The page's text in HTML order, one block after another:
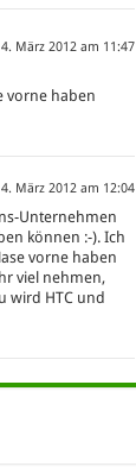
März 2012 am 11:47
vorne haben
März 2012 am 12:04
Unternehmen
können :-). Ich
vorne haben
viel nehmen,
wird HTC und